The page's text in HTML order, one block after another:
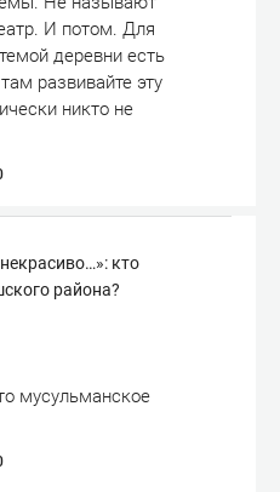
И потом. Для
деревни есть
развивайте эту
никто не
кто
района?
мусульманское